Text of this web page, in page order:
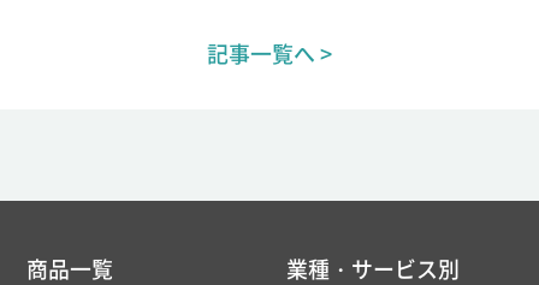
記事一覧へ >
商品一覧
業種・サービス別